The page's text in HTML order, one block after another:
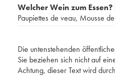
Welcher Wein zum Essen?
Paupiettes de veau, Mousse
Die untenstehenden
Sie beziehen sich nicht auf
Achtung, dieser Text wird